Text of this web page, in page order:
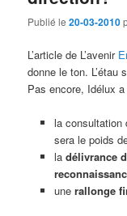
Publié le20-03-2010
L’article de L’avenir
donne le ton. L’étau
Pas encore, Idélux
la consultation
sera le poids
la délivrance
une rallonge